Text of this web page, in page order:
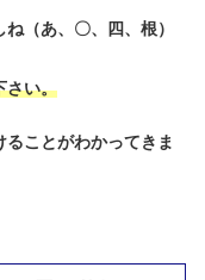
（あ、〇、四、根）
さい。
ることがわかってきま